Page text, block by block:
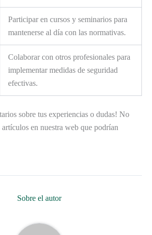
Participar en cursos y seminarios para
mantenerse al día con las normativas.
Colaborar con otros profesionales para
implementar medidas de seguridad
efectivas.
sobre tus experiencias o dudas! No
en nuestra web que podrían
Sobre el autor